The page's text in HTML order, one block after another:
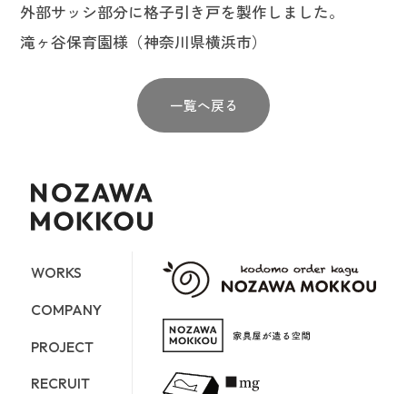
外部サッシ部分に格子引き戸を製作しました。
滝ヶ谷保育園様（神奈川県横浜市）
一覧へ戻る
WORKS
COMPANY
PROJECT
RECRUIT